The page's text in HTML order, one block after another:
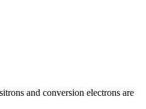
and conversion electrons are